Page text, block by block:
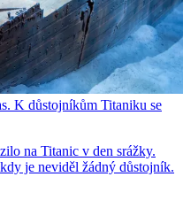
K důstojníkům Titaniku se
na Titanic v den srážky.
je neviděl žádný důstojník.